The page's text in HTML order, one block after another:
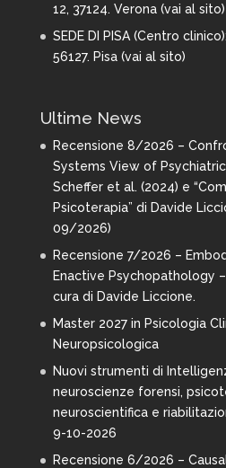
12, 37124. Verona (vai al sito)
SEDE DI PISA (Centro
56127. Pisa (vai al sito)
Ultime News
Recensione 8/2026 –
Systems View of
Scheffer et al. (2024) e
Psicoterapia” di Davide
09/2026)
Recensione 7/2026 –
Enactive Psychopathology
cura di Davide Liccione.
Master 2027 in Psicologia
Neuropsicologica
Nuovi strumenti di
neuroscienze forensi,
neuroscientifica e
9-10-2026
Recensione 6/2026 –